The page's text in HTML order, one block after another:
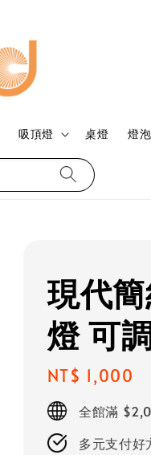
吸頂燈 桌燈 燈
現代
燈 可
Regular
price
NT$ 1,000
全館滿
多元支付好